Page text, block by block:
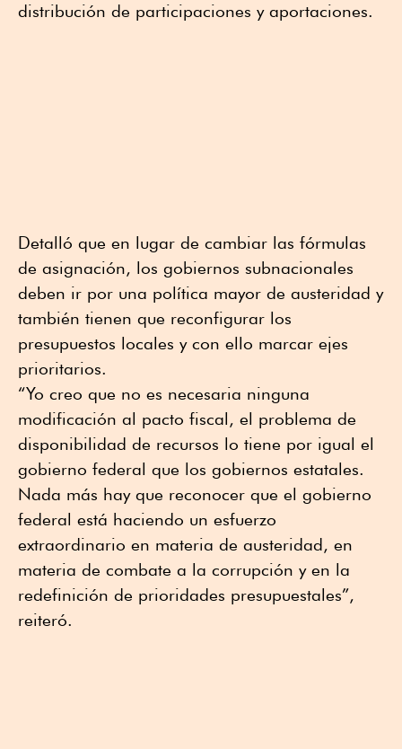
distribución de participaciones y aportaciones.
Detalló que en lugar de cambiar las fórmulas
de asignación, los gobiernos subnacionales
deben ir por una política mayor de austeridad y
también tienen que reconfigurar los
presupuestos locales y con ello marcar ejes
prioritarios.
“Yo creo que no es necesaria ninguna
modificación al pacto fiscal, el problema de
disponibilidad de recursos lo tiene por igual el
gobierno federal que los gobiernos estatales.
Nada más hay que reconocer que el gobierno
federal está haciendo un esfuerzo
extraordinario en materia de austeridad, en
materia de combate a la corrupción y en la
redefinición de prioridades presupuestales”,
reiteró.